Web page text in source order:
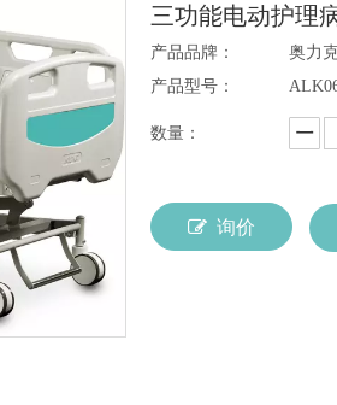
配件系列
三功能电动护理
产品品牌：
奥力
产品型号：
数量：
询价